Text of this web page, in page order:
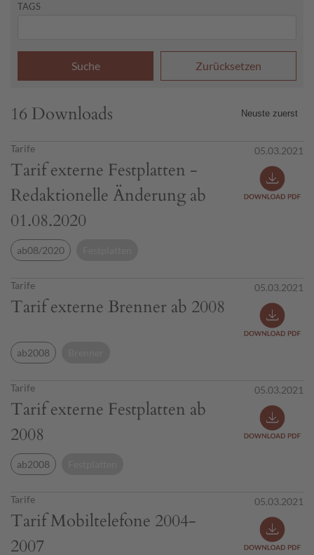
TAGS
Suche Zurücksetzen
16 Downloads
Tarife
Tarif externe Festplatten -
Redaktionelle Änderung ab
01.08.2020
05.03.2021
ab08/2020
Tarife
Tarif externe Brenner ab 2008
05.03.2021
ab2008
Tarife
Tarif externe Festplatten ab
2008
05.03.2021
ab2008
Tarife
Tarif Mobiltelefone 2004-
2007
05.03.2021